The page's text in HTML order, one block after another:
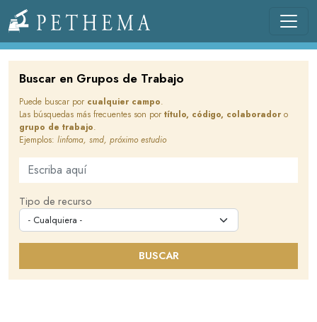
Llevamos la investigación en la sangre.
Buscar en Grupos de Trabajo
Puede buscar por cualquier campo.
Las búsquedas más frecuentes son por título, código, colaborador o
grupo de trabajo.
Ejemplos: linfoma, smd, próximo estudio
Buscar en este sitio
Tipo de recurso
BUSCAR